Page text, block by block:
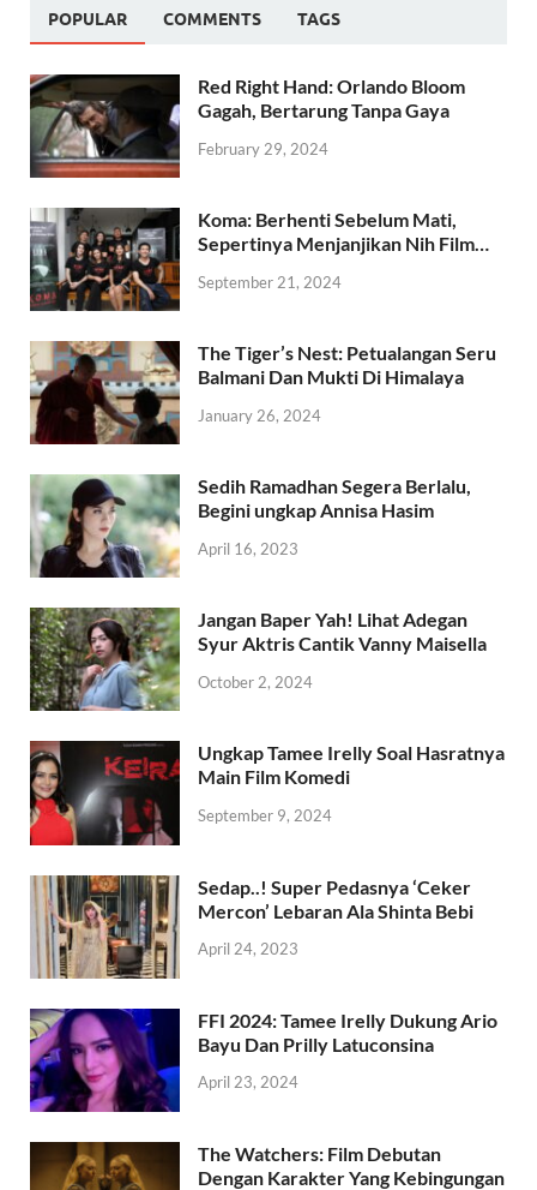
POPULAR COMMENTS TAGS
Red Right Hand: Orlando Bloom
Gagah, Bertarung Tanpa Gaya
February 29, 2024
Koma: Berhenti Sebelum Mati,
Sepertinya Menjanjikan Nih Film…
September 21, 2024
The Tiger’s Nest: Petualangan Seru
Balmani Dan Mukti Di Himalaya
January 26, 2024
Sedih Ramadhan Segera Berlalu,
Begini ungkap Annisa Hasim
April 16, 2023
Jangan Baper Yah! Lihat Adegan
Syur Aktris Cantik Vanny Maisella
October 2, 2024
Ungkap Tamee Irelly Soal Hasratnya
Main Film Komedi
September 9, 2024
Sedap..! Super Pedasnya ‘Ceker
Mercon’ Lebaran Ala Shinta Bebi
April 24, 2023
FFI 2024: Tamee Irelly Dukung Ario
Bayu Dan Prilly Latuconsina
April 23, 2024
The Watchers: Film Debutan
Dengan Karakter Yang Kebingungan